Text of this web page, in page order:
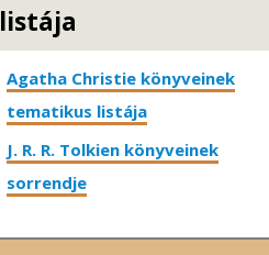
listája
Agatha Christie könyveinek
tematikus listája
J. R. R. Tolkien könyveinek
sorrendje